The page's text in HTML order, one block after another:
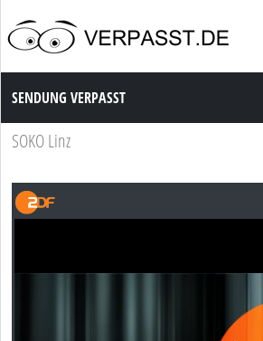
Sendung Verpasst
SENDUNG VERPASST
SOKO Linz